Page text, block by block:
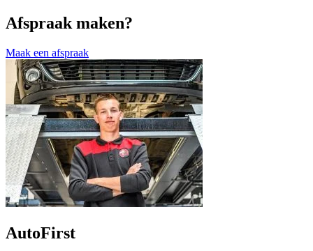
Afspraak maken?
Maak een afspraak
AutoFirst